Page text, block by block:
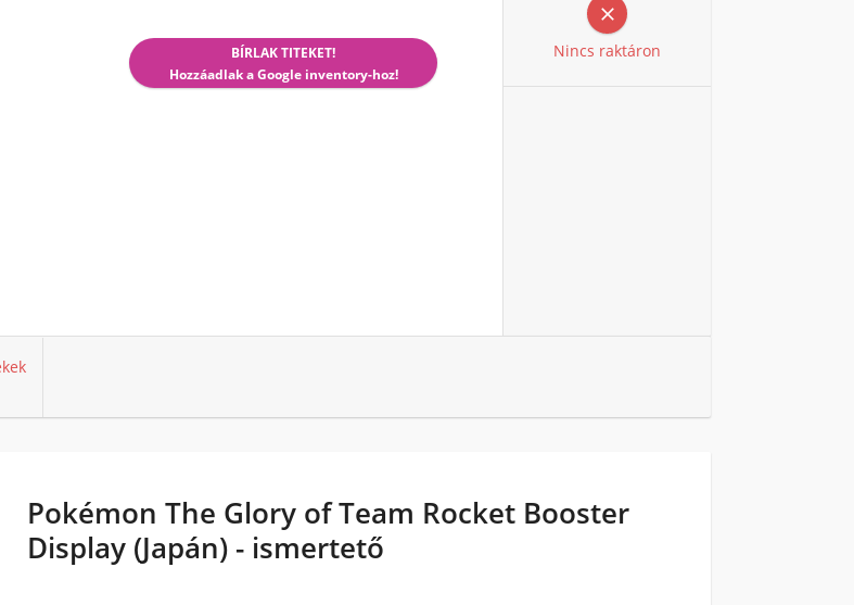
BÍRLAK TITEKET!
Hozzáadlak a Google inventory-hoz!

Nincs raktáron
Pokémon The Glory of Team Rocket Booster
Display (Japán) - ismertető